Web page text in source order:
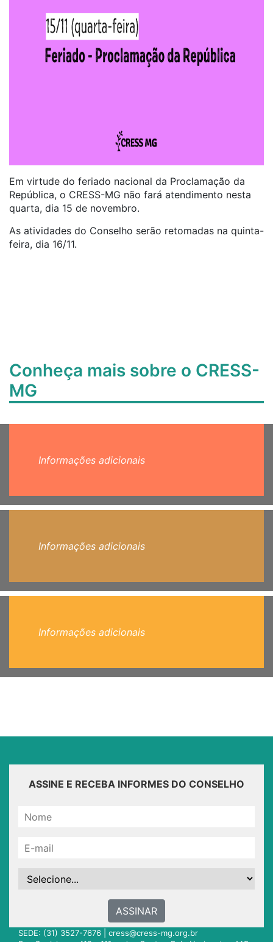
Em virtude do feriado nacional da Proclamação da
República, o CRESS-MG não fará atendimento nesta
quarta, dia 15 de novembro.
As atividades do Conselho serão retomadas na quinta-
feira, dia 16/11.
Conheça mais sobre o CRESS-
MG
Informações adicionais
Informações adicionais
Informações adicionais
ASSINE E RECEBA INFORMES DO CONSELHO
ASSINAR
SEDE: (31) 3527-7676 | cress@cress-mg.org.br